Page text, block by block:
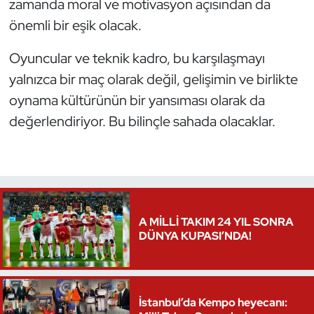
zamanda moral ve motivasyon açısından da
önemli bir eşik olacak.
Oyuncular ve teknik kadro, bu karşılaşmayı
yalnızca bir maç olarak değil, gelişimin ve birlikte
oynama kültürünün bir yansıması olarak da
değerlendiriyor. Bu bilinçle sahada olacaklar.
A MİLLİ TAKIM 24 YIL SONRA
DÜNYA KUPASI’NDA!
İstanbul’da Kempo heyecanı:
Oryantiring
Özel Sporcular
Paralimpik
Ragbi
Su Topu
Sualtı Sporları
Tekvando
Tenis